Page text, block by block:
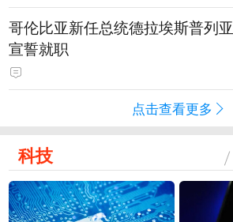
哥伦比亚新任总统德拉埃斯普列亚
宣誓就职
点击查看更多
科技